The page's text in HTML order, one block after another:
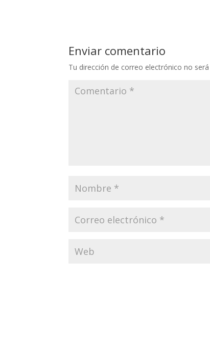
Enviar comentario
Tu dirección de correo electrónico no será